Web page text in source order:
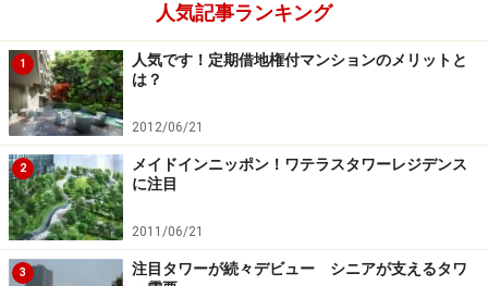
人気記事ランキング
1
人気です！定期借地権付マンションのメリットと
は？
2012/06/21
2
メイドインニッポン！ワテラスタワーレジデンス
に注目
2011/06/21
3
注目タワーが続々デビュー シニアが支えるタワ